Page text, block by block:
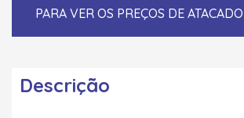
PARA VER OS PREÇOS DE
Descrição